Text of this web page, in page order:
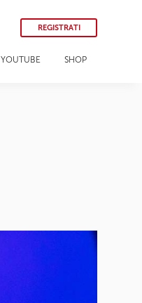
REGISTRATI
YOUTUBE SHOP